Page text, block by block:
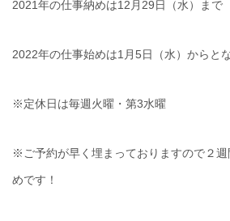
2021年の仕事納めは12月29日（水）まで
2022年の仕事始めは1月5日（水）からとな
※定休日は毎週火曜・第3水曜
※ご予約が早く埋まっておりますので２
めです！